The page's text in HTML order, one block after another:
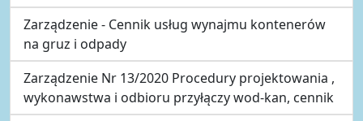
Zarządzenie - Cennik usług wynajmu kontenerów
na gruz i odpady
Zarządzenie Nr 13/2020 Procedury projektowania ,
wykonawstwa i odbioru przyłączy wod-kan, cennik